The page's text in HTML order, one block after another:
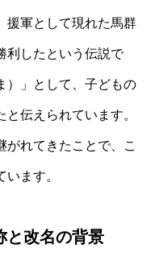
援軍として現れた馬群
利したという伝説で
）」として、子どもの
伝えられています。
がれてきたことで、こ
ます。
と改名の背景